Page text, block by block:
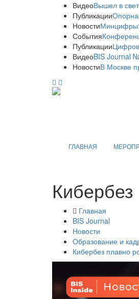
ВидеоВышел в
Публикации
НовостиМинцифры:
События
Публикации
ВидеоBIS Journal
НовостиВ Москве
ГЛАВНАЯ
Главная
BIS Journal
Новости
Образование и
Кибербез плавно